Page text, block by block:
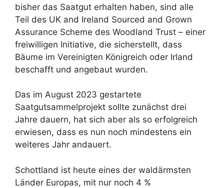
bisher das Saatgut erhalten haben, sind alle
Teil des UK and Ireland Sourced and Grown
Assurance Scheme des Woodland Trust – einer
freiwilligen Initiative, die sicherstellt, dass
Bäume im Vereinigten Königreich oder Irland
beschafft und angebaut wurden.
Das im August 2023 gestartete
Saatgutsammelprojekt sollte zunächst drei
Jahre dauern, hat sich aber als so erfolgreich
erwiesen, dass es nun noch mindestens ein
weiteres Jahr andauert.
Schottland ist heute eines der waldärmsten
Länder Europas, mit nur noch 4 %